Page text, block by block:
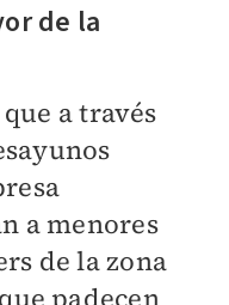
de la
a través
a menores
de la zona